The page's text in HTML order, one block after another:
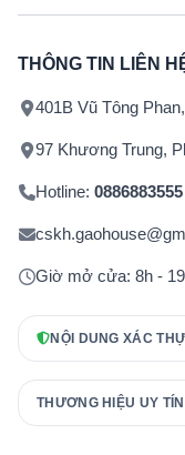
THÔNG TIN LIÊN
401B Vũ Tông
97 Khương Trung,
Hotline: 0886883555
Giờ mở cửa: 8h -
NỘI DUNG XÁC
THƯƠNG HIỆU UY TÍN